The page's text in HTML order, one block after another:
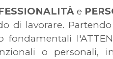
e
di lavorare.
o personali,